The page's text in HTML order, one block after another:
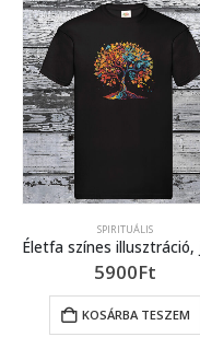
SPIRITUÁLIS
5900Ft
KOSÁRBA TESZEM